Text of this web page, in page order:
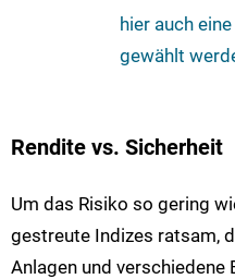
hier auch
gewählt
Rendite vs. Sicherheit
Um das Risiko so gering
gestreute Indizes ratsam,
Anlagen und verschiedene